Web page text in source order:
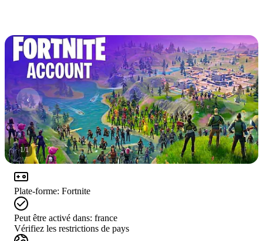
1/1
Plate-forme: Fortnite
Peut être activé dans: france
Vérifiez les restrictions de pays